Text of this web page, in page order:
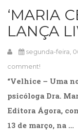
categoria
(0)
Televisão
(22)
africanos
(30)
Terapia
Ocupacional
(21)
Treinamento
‘MARIA
LANÇA
segunda-feira,
comment!
“Velhice – Uma
psicóloga Dra.
Editora Ágora,
13 de março, na …